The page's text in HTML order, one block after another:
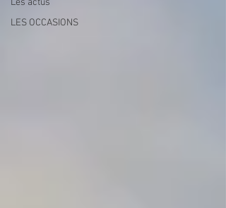
Les actus
LES OCCASIONS